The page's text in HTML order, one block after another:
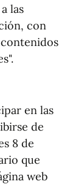
las
con
en las
de
8 de
que
web